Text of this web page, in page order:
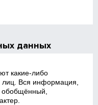
данных
какие‑либо
Вся информация,
обобщённый,